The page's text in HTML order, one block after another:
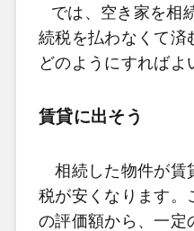
では、空き家を相
続税を払わなくて済
どのようにすればよ
賃貸に出そう
相続した物件が賃
税が安くなります。
の評価額から、一定